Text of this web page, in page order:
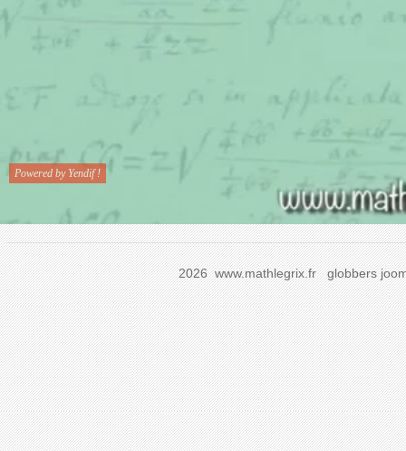
2026 www.mathlegrix.frglobbers